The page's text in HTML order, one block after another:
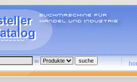
in